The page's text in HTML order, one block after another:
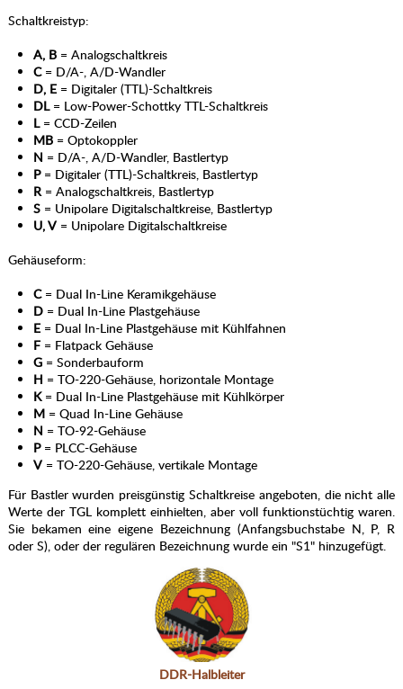
Schaltkreistyp:
A, B= Analogschaltkreis
C= D/A-, A/D-Wandler
D, E= Digitaler (TTL)-Schaltkreis
DL= Low-Power-Schottky TTL-Schaltkreis
L= CCD-Zeilen
MB= Optokoppler
N = D/A-, A/D-Wandler, Bastlertyp
P= Digitaler (TTL)-Schaltkreis, Bastlertyp
R= Analogschaltkreis, Bastlertyp
S= Unipolare Digitalschaltkreise, Bastlertyp
U, V= Unipolare Digitalschaltkreise
Gehäuseform:
C= Dual In-Line Keramikgehäuse
D= Dual In-Line Plastgehäuse
E= Dual In-Line Plastgehäuse mit Kühlfahnen
F= Flatpack Gehäuse
G= Sonderbauform
H = TO-220-Gehäuse, horizontale Montage
K= Dual In-Line Plastgehäuse mit Kühlkörper
M= Quad In-Line Gehäuse
N = TO-92-Gehäuse
P= PLCC-Gehäuse
V= TO-220-Gehäuse, vertikale Montage
Für Bastler wurden preisgünstig Schaltkreise angeboten, die nicht alle
Werte der TGL komplett einhielten, aber voll funktionstüchtig waren.
Sie bekamen eine eigene Bezeichnung (Anfangsbuchstabe N, P, R
oder S), oder der regulären Bezeichnung wurde ein "S1" hinzugefügt.
DDR-Halbleiter